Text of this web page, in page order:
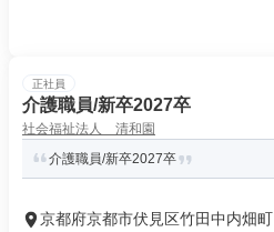
正社員
介護職員/新卒2027卒
社会福祉法人 清和園
介護職員/新卒2027卒
京都府京都市伏見区竹田中内畑町